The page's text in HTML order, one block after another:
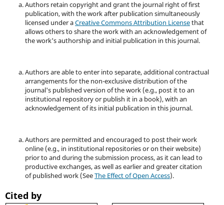
Authors retain copyright and grant the journal right of first
publication, with the work after publication simultaneously
licensed under aCreative Commons Attribution Licensethat
allows others to share the work with an acknowledgement of
the work's authorship and initial publication in this journal.
Authors are able to enter into separate, additional contractual
arrangements for the non-exclusive distribution of the
journal's published version of the work (e.g., post it to an
institutional repository or publish it in a book), with an
acknowledgement of its initial publication in this journal.
Authors are permitted and encouraged to post their work
online (e.g., in institutional repositories or on their website)
prior to and during the submission process, as it can lead to
productive exchanges, as well as earlier and greater citation
of published work (SeeThe Effect of Open Access).
Cited by